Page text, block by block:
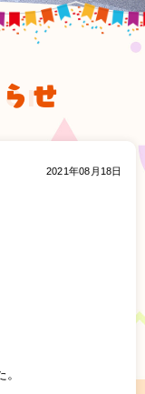
せ
2021年08月18日